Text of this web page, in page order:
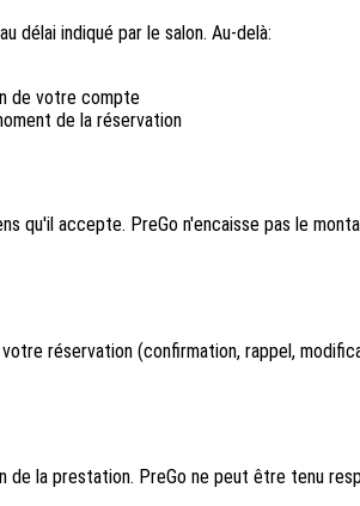
délai indiqué par le salon. Au-delà:
de votre compte
de la réservation
qu'il accepte. PreGo n'encaisse pas le
réservation (confirmation, rappel,
la prestation. PreGo ne peut être tenu